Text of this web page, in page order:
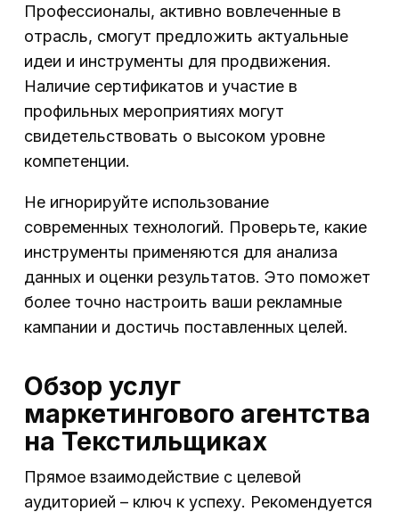
Профессионалы, активно вовлеченные в
отрасль, смогут предложить актуальные
идеи и инструменты для продвижения.
Наличие сертификатов и участие в
профильных мероприятиях могут
свидетельствовать о высоком уровне
компетенции.
Не игнорируйте использование
современных технологий. Проверьте, какие
инструменты применяются для анализа
данных и оценки результатов. Это поможет
более точно настроить ваши рекламные
кампании и достичь поставленных целей.
Обзор услуг
маркетингового агентства
на Текстильщиках
Прямое взаимодействие с целевой
аудиторией – ключ к успеху. Рекомендуется